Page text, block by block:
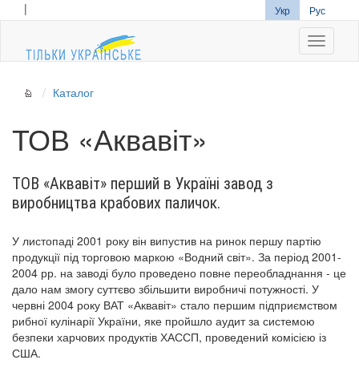
| Укр Рус
Каталог
ТОВ «Аквавіт»
ТОВ «Аквавіт» перший в Україні завод з
виробництва крабових паличок.
У листопаді 2001 року він випустив на ринок першу партію
продукції під торговою маркою «Водний світ». За період 2001-
2004 рр. на заводі було проведено повне переобладнання - це
дало нам змогу суттєво збільшити виробничі потужності. У
червні 2004 року ВАТ «Аквавіт» стало першим підприємством
рибної кулінарії України, яке пройшло аудит за системою
безпеки харчових продуктів ХАССП, проведений комісією із
США.